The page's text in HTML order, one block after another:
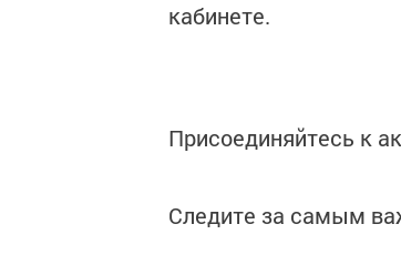
кабинете.
Присоединяйтесь к
Следите за самым